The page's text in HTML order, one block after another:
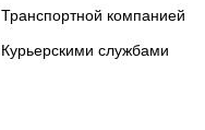
Транспортной компанией
Курьерскими службами